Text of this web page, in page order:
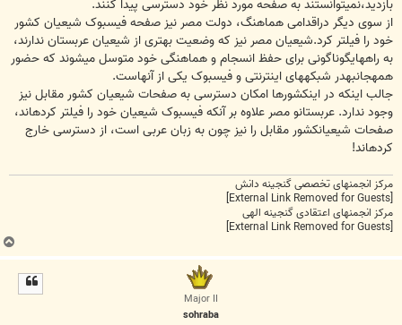
بازدید،نمی‏توانستند به صفحه مورد نظر خود دسترسی پیدا کنند.
از سوی دیگر دراقدامی هماهنگ، دولت مصر نیز صفحه فیس‏بوک شیعیان کشور
خود را فیلتر کرد.شیعیان مصر نیز که وضعیت بهتری از شیعیان عربستان ندارند،
به راه‏هایگوناگونی برای حفظ انسجام و هماهنگی خود متوسل می‏شوند که حضور
همه‏جانبهدر شبکه‏های اینترنتی و فیس‏بوک یکی از آنهاست.
جالب اینکه در اینکشورها امکان دسترسی به صفحات شیعیان کشور مقابل نیز
وجود ندارد. عربستانو مصر علاوه بر آنکه فیس‏بوک شیعیان خود را فیلتر کرده‏اند،
صفحات شیعیانکشور مقابل را نیز چون به زبان عربی است، از دسترسی خارج
کرده‏اند!
مرکز انجمنهای تخصصی گنجینه دانش
[External Link Removed for Guests]
مرکز انجمنهای اعتقادی گنجینه الهی
[External Link Removed for Guests]
Major II
sohraba